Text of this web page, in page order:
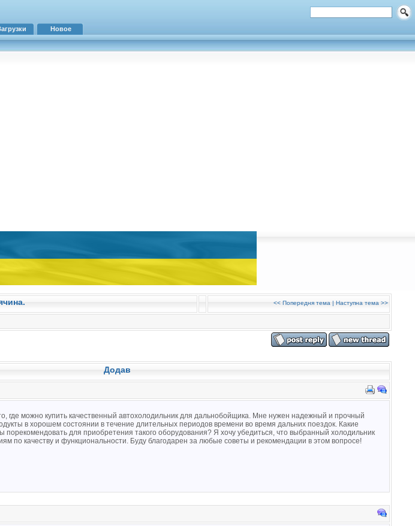
Новое
<< Попередня тема | Наступна тема >>
Додав
где можно купить качественный автохолодильник для дальнобойщика. Мне нужен надежный и прочный
в хорошем состоянии в течение длительных периодов времени во время дальних поездок. Какие
для приобретения такого оборудования? Я хочу убедиться, что выбранный холодильник
по качеству и функциональности. Буду благодарен за любые советы и рекомендации в этом вопросе!